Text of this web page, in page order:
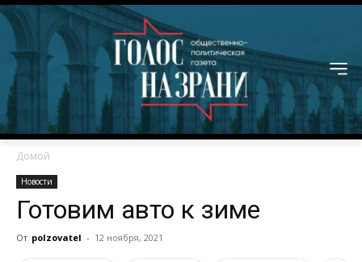
Домой
Новости
Готовим авто к зиме
От polzovatel - 12 ноября, 2021